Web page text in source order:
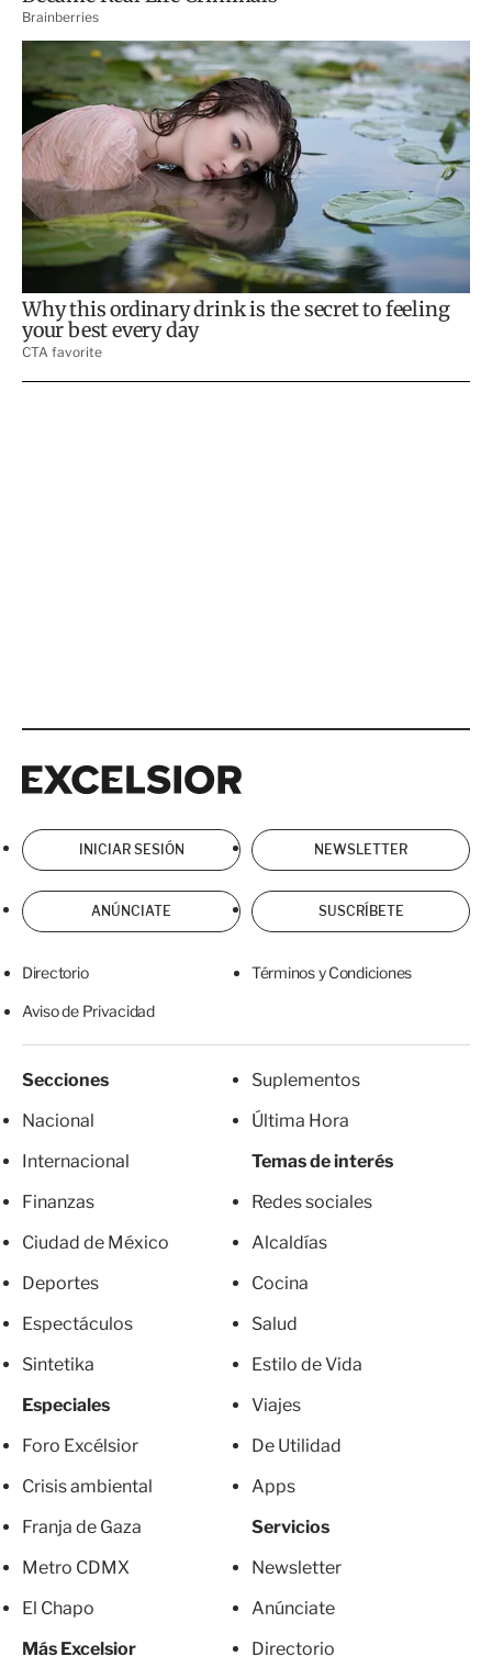
INICIAR SESIÓN NEWSLETTER
ANÚNCIATE SUSCRÍBETE
Directorio Términos y Condiciones
Aviso de Privacidad
Secciones
Nacional
Internacional
Finanzas
Ciudad de México
Deportes
Espectáculos
Sintetika
Especiales
Foro Excélsior
Crisis ambiental
Franja de Gaza
Metro CDMX
El Chapo
Más Excelsior
Suplementos
Última Hora
Temas de interés
Redes sociales
Alcaldías
Cocina
Salud
Estilo de Vida
Viajes
De Utilidad
Apps
Servicios
Newsletter
Anúnciate
Directorio